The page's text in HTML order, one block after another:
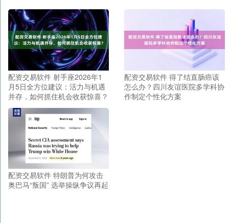
配资交易软件 射手座2026年1
月5日全方位建议：活力与机遇
并存，如何抓住机会收获惊喜？
配资交易软件 得了结直肠癌该
怎么办？四川友谊医院多学科协
作制定个性化方案
配资交易软件 特朗普为何攻击
奥巴马“叛国” 选举操纵争议再起